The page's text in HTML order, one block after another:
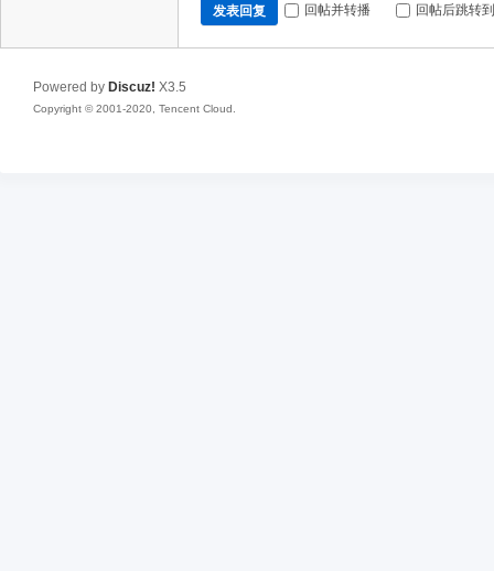
发表回复 回帖并转播 回帖后跳转
Powered by Discuz! X3.5
Copyright © 2001-2020, Tencent Cloud.